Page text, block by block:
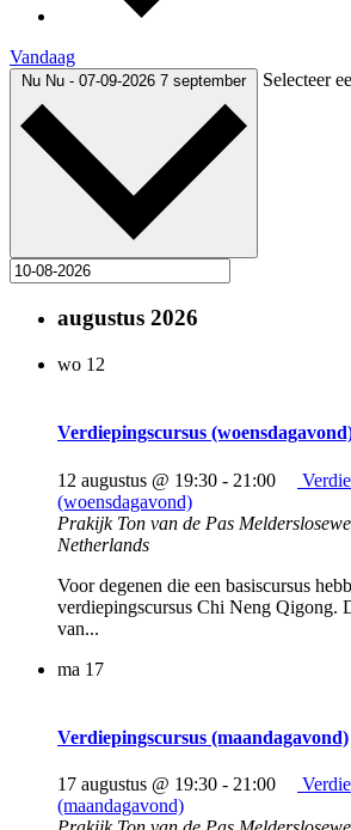
Vandaag
Nu Nu - 07-09-2026 7 september Selecteer
augustus 2026
wo 12
Verdiepingscursus
12 augustus @ 19:30 - 21:00
(woensdagavond)
Prakijk Ton van de Pas
Netherlands
Voor degenen die een basiscursus
verdiepingscursus Chi Neng Qigong.
van...
ma 17
Verdiepingscursus (maandagavond)
17 augustus @ 19:30 - 21:00
(maandagavond)